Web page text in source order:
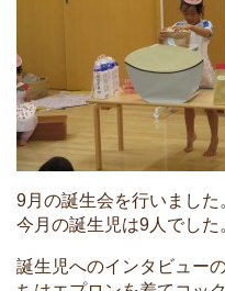
9月の誕生会を行いました
今月の誕生児は9人でした
誕生児へのインタビュー